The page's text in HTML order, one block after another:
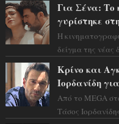
Για Σένα: Το
γυρίστηκε
Η
δείγμα της νέας
Κρίνο και
Ιορδανίδη
Από το MEGA
Τάσος